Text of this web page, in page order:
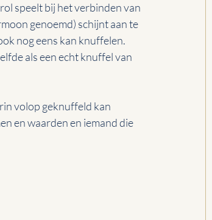
speelt bij het verbinden van
genoemd) schijnt aan te
nog eens kan knuffelen.
als een echt knuffel van
volop geknuffeld kan
en waarden en iemand die